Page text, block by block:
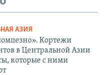
АЗИЯ
Кортежи
в Центральной Азии
которые с ними